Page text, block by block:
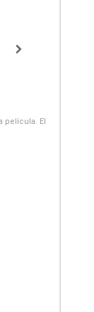
película. El